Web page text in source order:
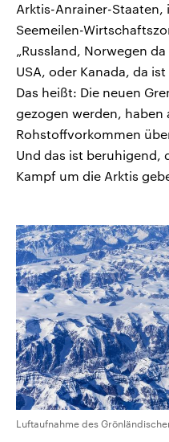
Arktis-Anrainer-Staaten,
Seemeilen-
„Russland, Norwegen
USA, oder Kanada, da
Das heißt: Die neuen
gezogen werden, haben
Rohstoffvorkommen
Und das ist beruhigend,
Kampf um die Arktis
Luftaufnahme des